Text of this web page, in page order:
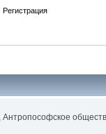
Регистрация